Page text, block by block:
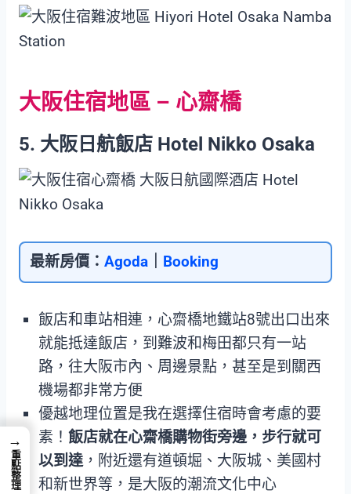
大阪住宿地區 – 心齋橋
5. 大阪日航飯店 Hotel Nikko Osaka
最新房價： Agoda｜ Booking
飯店和車站相連，心齋橋地鐵站8號出口出來
就能抵達飯店，到難波和梅田都只有一站
路，往大阪市內、周邊景點，甚至是到關西
機場都非常方便
優越地理位置是我在選擇住宿時會考慮的要
素！ 飯店就在心齋橋購物街旁邊，步行就可
以到達，附近還有道頓堀、大阪城、美國村
和新世界等，是大阪的潮流文化中心
→
重點整理